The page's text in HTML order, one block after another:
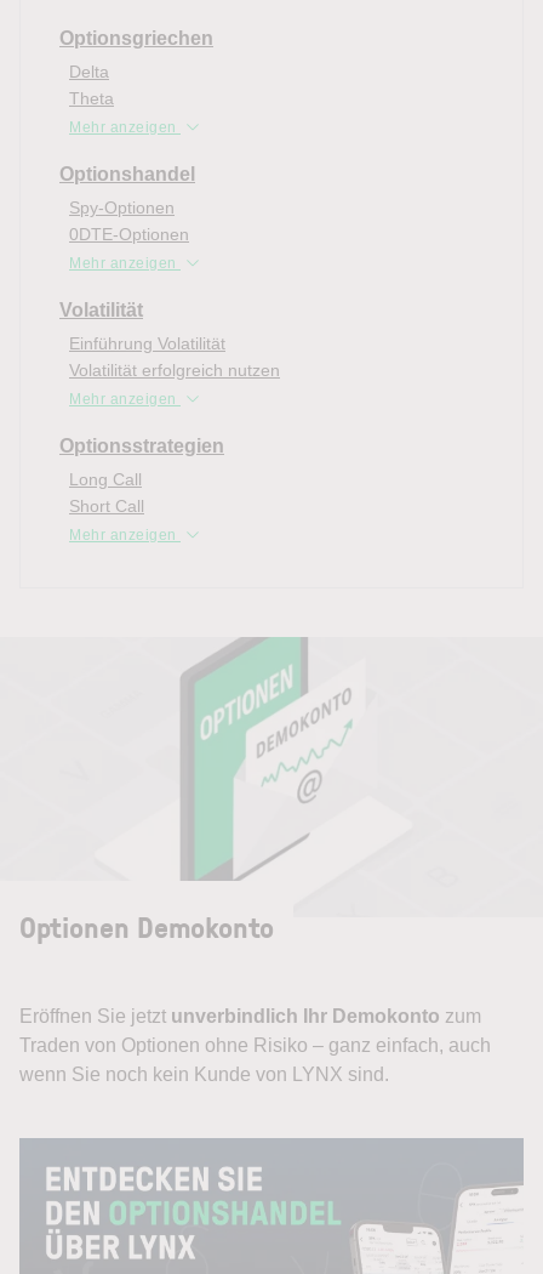
Optionsgriechen
Delta
Theta
Mehr anzeigen
Optionshandel
Spy-Optionen
0DTE-Optionen
Mehr anzeigen
Volatilität
Einführung Volatilität
Volatilität erfolgreich nutzen
Mehr anzeigen
Optionsstrategien
Long Call
Short Call
Mehr anzeigen
Optionen Demokonto
Eröffnen Sie jetzt unverbindlich Ihr Demokonto zum
Traden von Optionen ohne Risiko – ganz einfach, auch
wenn Sie noch kein Kunde von LYNX sind.